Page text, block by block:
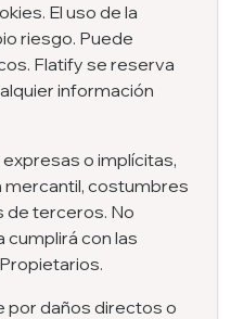
El uso de la
riesgo. Puede
Flatify se reserva
información
o implícitas,
costumbres
de terceros. No
cumplirá con las
por daños directos o